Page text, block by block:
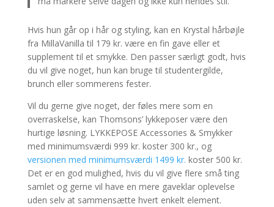
Hvis hun går op i hår og styling, kan en Krystal hårbøjle
fra MillaVanilla til 179 kr. være en fin gave eller et
supplement til et smykke. Den passer særligt godt, hvis
du vil give noget, hun kan bruge til studentergilde,
brunch eller sommerens fester.
Vil du gerne give noget, der føles mere som en
overraskelse, kan Thomsons’ lykkeposer være den
hurtige løsning. LYKKEPOSE Accessories & Smykker
med minimumsværdi 999 kr. koster 300 kr., og
versionen med minimumsværdi 1499 kr. koster 500 kr.
Det er en god mulighed, hvis du vil give flere små ting
samlet og gerne vil have en mere gaveklar oplevelse
uden selv at sammensætte hvert enkelt element.